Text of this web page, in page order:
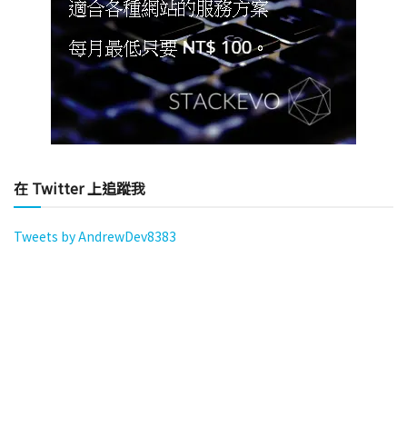
在 Twitter 上追蹤我
Tweets by AndrewDev8383